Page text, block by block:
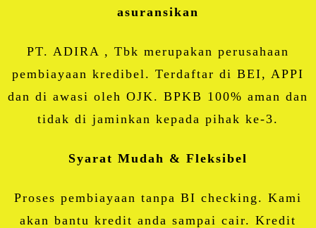
asuransikan
PT. ADIRA , Tbk merupakan perusahaan
pembiayaan kredibel. Terdaftar di BEI, APPI
dan di awasi oleh OJK. BPKB 100% aman dan
tidak di jaminkan kepada pihak ke-3.
Syarat Mudah & Fleksibel
Proses pembiayaan tanpa BI checking. Kami
akan bantu kredit anda sampai cair. Kredit